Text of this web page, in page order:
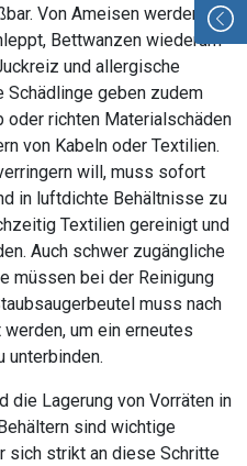
Von Ameisen werden oft
Bettwanzen wiederum
und allergische
Schädlinge geben zudem
richten Materialschäden
von Kabeln oder Textilien.
will, muss sofort
in luftdichte Behältnisse zu
Textilien gereinigt und
Auch schwer zugängliche
müssen bei der Reinigung
muss nach
um ein erneutes
unterbinden.
die Lagerung von Vorräten in
sind wichtige
sich strikt an diese Schritte